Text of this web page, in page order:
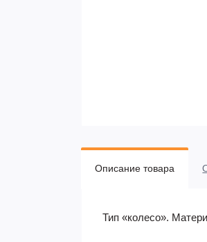
Описание товара
Тип «колесо».